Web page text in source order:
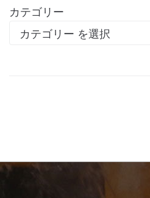
カテゴリー